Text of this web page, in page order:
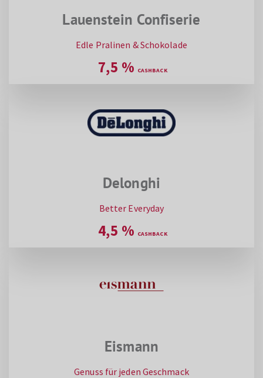
Lauenstein Confiserie
Edle Pralinen & Schokolade
7,5 %
Delonghi
Better Everyday
4,5 %
Eismann
Genuss für jeden Geschmack